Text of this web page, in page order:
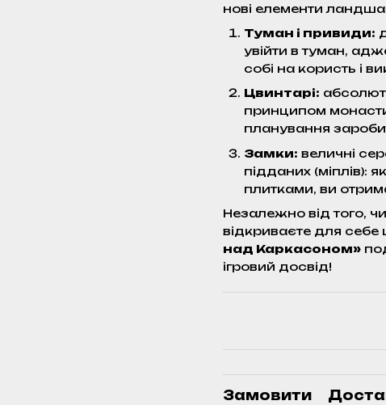
нові елементи
Туман і привиди:
увійти в туман,
собі на користь і
Цвинтарі:
принципом
планування
Замки: величні
підданих (міплів):
плитками, ви
Незалежно від того,
відкриваєте для
над Каркасоном»
ігровий досвід!
Замовити